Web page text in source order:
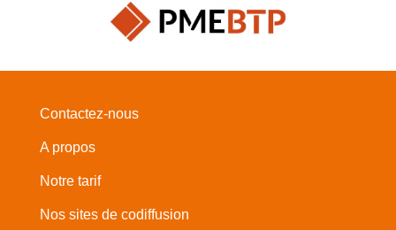
Contactez-nous
A propos
Notre tarif
Nos sites de codiffusion